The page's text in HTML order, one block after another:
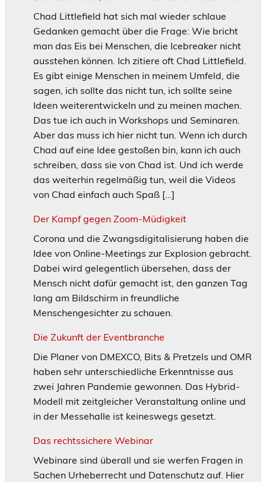
Chad Littlefield hat sich mal wieder schlaue
Gedanken gemacht über die Frage: Wie bricht
man das Eis bei Menschen, die Icebreaker nicht
ausstehen können. Ich zitiere oft Chad Littlefield.
Es gibt einige Menschen in meinem Umfeld, die
sagen, ich sollte das nicht tun, ich sollte seine
Ideen weiterentwickeln und zu meinen machen.
Das tue ich auch in Workshops und Seminaren.
Aber das muss ich hier nicht tun. Wenn ich durch
Chad auf eine Idee gestoßen bin, kann ich auch
schreiben, dass sie von Chad ist. Und ich werde
das weiterhin regelmäßig tun, weil die Videos
von Chad einfach auch Spaß […]
Der Kampf gegen Zoom-Müdigkeit
Corona und die Zwangsdigitalisierung haben die
Idee von Online-Meetings zur Explosion gebracht.
Dabei wird gelegentlich übersehen, dass der
Mensch nicht dafür gemacht ist, den ganzen Tag
lang am Bildschirm in freundliche
Menschengesichter zu schauen.
Die Zukunft der Eventbranche
Die Planer von DMEXCO, Bits & Pretzels und OMR
haben sehr unterschiedliche Erkenntnisse aus
zwei Jahren Pandemie gewonnen. Das Hybrid-
Modell mit zeitgleicher Veranstaltung online und
in der Messehalle ist keineswegs gesetzt.
Das rechtssichere Webinar
Webinare sind überall und sie werfen Fragen in
Sachen Urheberrecht und Datenschutz auf. Hier